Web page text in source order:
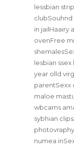
lessbian strip
clubSouhnd
in jailHaairy
ovenFree
lesbian
year olld
parentSexx
maloe
wbcams
sybhian
numea